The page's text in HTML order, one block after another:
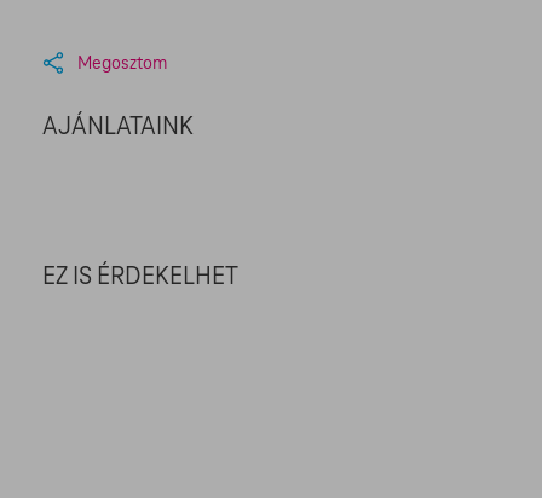
Megosztom
AJÁNLATAINK
EZ IS ÉRDEKELHET